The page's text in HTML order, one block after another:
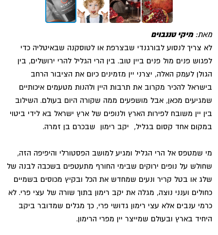
מאת:מיקי טננבוים
לא צריך לנסוע לבורגנדי שבצרפת או לטוסקנה שבאיטליה כדי
לפגוש פנים מול פנים ביין טוב. בין הרי הגליל להרי ירושלים, בין
הגולן לעמק האלה, יצרני יין מזמינים כיום את הציבור הרחב
בישראל להכיר מקרוב את תרבות היין ולהנות מטעמים איכותיים
שמגיעים מכאן, אבל מושפעים ממה שקורה היום בעולם. השילוב
בין יין משובח לפירות הארץ ולנופים של ארץ ישראל בא לידי ביטוי
במקום אחד קסום בגליל, יקב רימון שבכרם בן זמרה.
מי שמטפס אל הרי הגליל ומגיע למושב הפסטורלי והיפיפה הזה,
שחולש על נופים ירוקים שבימי החורף מתעטפים בשכבה לבנה של
שלג או בטל קריר ונעים שמחדש את הכל ובקיץ מכוסים בשמיים
כחולים וענני נוצה, מגלה את יקב רימון בתוך שורה של עצי פרי. לא
כרמי ענבים אלא עצי רימון גדושי פרי, כך מגלים שמדובר ביקב
היחיד בארץ ובעולם שמייצר יין מפרי הרימון.